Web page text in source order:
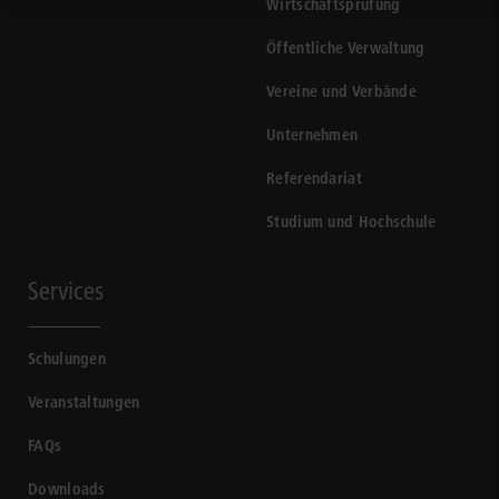
Wirtschaftsprüfung
Öffentliche Verwaltung
Vereine und Verbände
Unternehmen
Referendariat
Studium und Hochschule
Services
Schulungen
Veranstaltungen
FAQs
Downloads